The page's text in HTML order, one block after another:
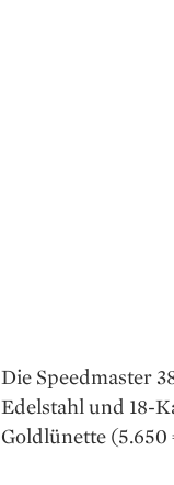
Die Speedmaster
Edelstahl und 18-
Goldlünette (5.650